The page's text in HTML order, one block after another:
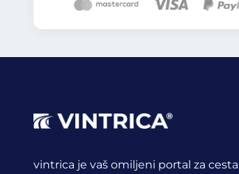
vintrica je vaš omiljeni portal za